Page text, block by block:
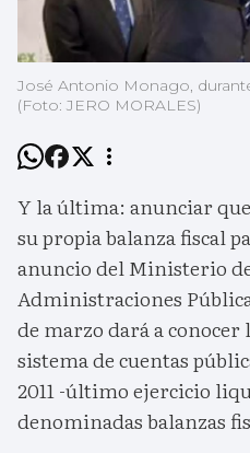
José Antonio Monago,
(Foto: JERO MORALES)
Y la última: anunciar
su propia balanza fiscal
anuncio del Ministerio
Administraciones
de marzo dará a
sistema de cuentas
2011 -último ejercicio
denominadas balanzas